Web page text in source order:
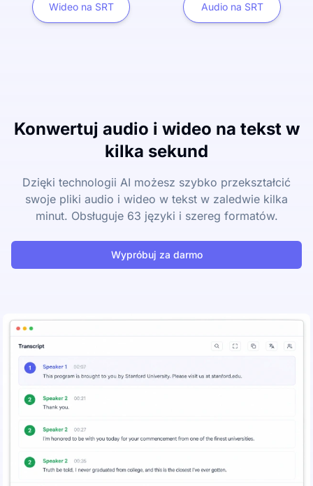
Wideo na SRT Audio na SRT
Konwertuj audio i wideo na tekst w
kilka sekund
Dzięki technologii AI możesz szybko przekształcić
swoje pliki audio i wideo w tekst w zaledwie kilka
minut. Obsługuje 63 języki i szereg formatów.
Wypróbuj za darmo